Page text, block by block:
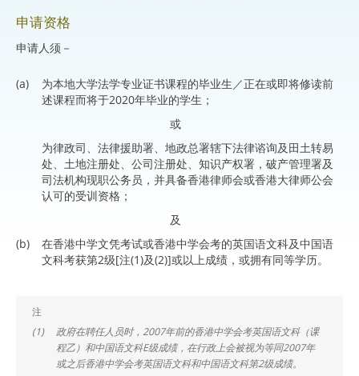
申请资格
申请人须－
(a)
为本地大学法学专业证书课程的毕业生／正在或即将修读前
述课程而将于2020年毕业的学生；
或
为律政司、法律援助署、地政总署辖下法律谘询及田土转易
处、土地注册处、公司注册处、知识产权署，破产管理署及
司法机构现职公务员，并具备香港律师会或香港大律师公会
认可的受训资格；
及
(b)
在香港中学文凭考试或香港中学会考的英国语文科及中国语
文科考获第2级[注(1)及(2)]或以上成绩，或拥有同等学历。
注
(1)
政府在聘任人员时，2007年前的香港中学会考英国语文科（课
程乙）和中国语文科E级成绩，在行政上会被视为等同2007年
或之后香港中学会考英国语文科和中国语文科第2级成绩。